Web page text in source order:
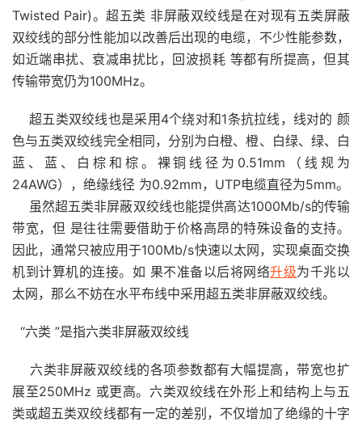
Twisted Pair)。超五类 非屏蔽双绞线是在对现有五类屏蔽
双绞线的部分性能加以改善后出现的电缆，不少性能参数，
如近端串扰、衰减串扰比，回波损耗 等都有所提高，但其
传输带宽仍为100MHz。
超五类双绞线也是采用4个绕对和1条抗拉线，线对的 颜
色与五类双绞线完全相同，分别为白橙、橙、白绿、绿、白
蓝、蓝、白棕和棕。裸铜线径为0.51mm（线规为
24AWG），绝缘线径 为0.92mm，UTP电缆直径为5mm。
虽然超五类非屏蔽双绞线也能提供高达1000Mb/s的传输
带宽，但 是往往需要借助于价格高昂的特殊设备的支持。
因此，通常只被应用于100Mb/s快速以太网，实现桌面交换
机到计算机的连接。如 果不准备以后将网络升级为千兆以
太网，那么不妨在水平布线中采用超五类非屏蔽双绞线。
“六类 ”是指六类非屏蔽双绞线
六类非屏蔽双绞线的各项参数都有大幅提高，带宽也扩
展至250MHz 或更高。六类双绞线在外形上和结构上与五
类或超五类双绞线都有一定的差别，不仅增加了绝缘的十字